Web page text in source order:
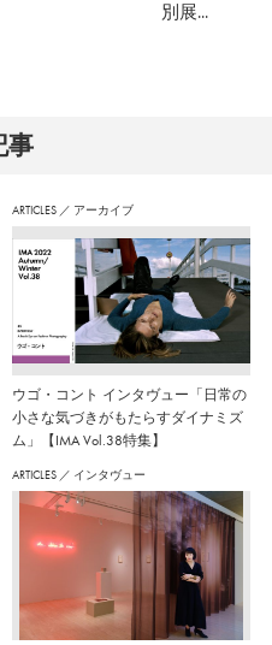
別展...
事
ARTICLES ／ アーカイブ
ウゴ・コント インタヴュー「日常の
小さな気づきがもたらすダイナミズ
ム」【IMA Vol.38特集】
ARTICLES ／ インタヴュー